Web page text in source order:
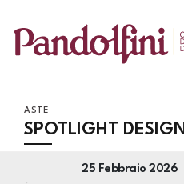
ASTE
SPOTLIGHT DESIGN
25 Febbraio 2026